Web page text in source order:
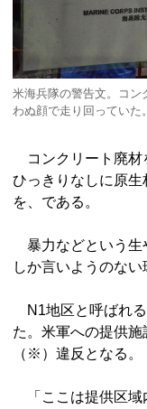
米海兵隊の警告文。コン
わぬ顔で走り回ってい
コンクリート廃材
ひっきりなしに原
を、である。
暴力などという生
しか言いようのない
N1地区と呼ばれる
た。米軍への提供
（※）違反となる。
「ここは提供区域